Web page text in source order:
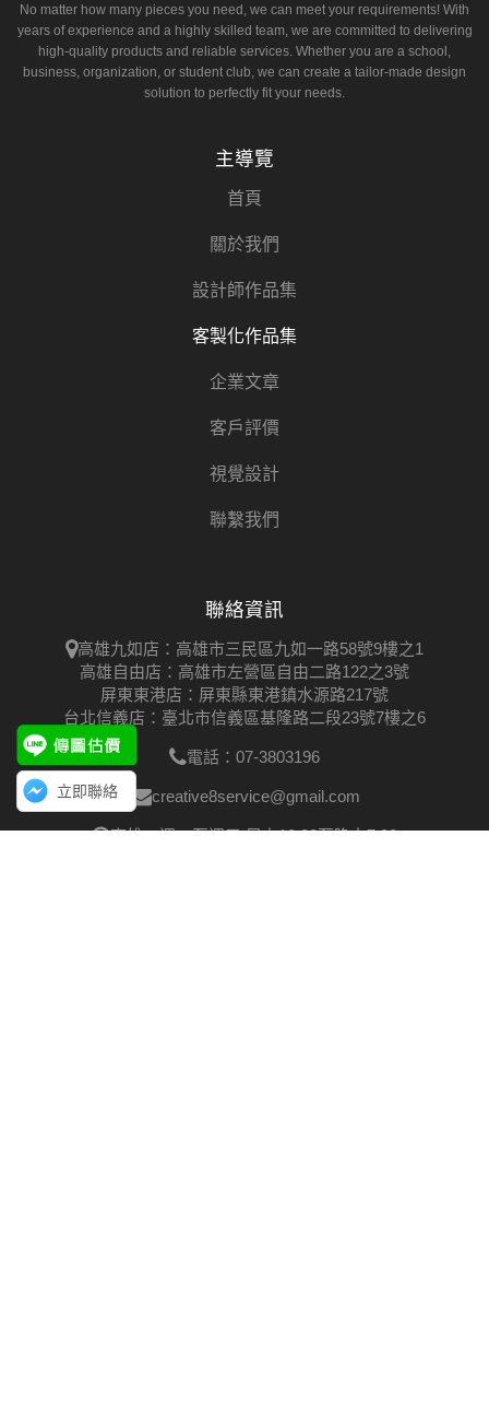
No matter how many pieces you need, we can meet your requirements! With
years of experience and a highly skilled team, we are committed to delivering
high-quality products and reliable services. Whether you are a school,
business, organization, or student club, we can create a tailor-made design
solution to perfectly fit your needs.
主導覽
首頁
關於我們
設計師作品集
客製化作品集
企業文章
客戶評價
視覺設計
聯繫我們
聯絡資訊
高雄九如店：高雄市三民區九如一路58號9樓之1
高雄自由店：高雄市左營區自由二路122之3號
屏東東港店：屏東縣東港鎮水源路217號
台北信義店：臺北市信義區基隆路二段23號7樓之6
電話：07-3803196
creative8service@gmail.com
高雄：週一至週五 早上10:00至晚上7:00
立即聯絡